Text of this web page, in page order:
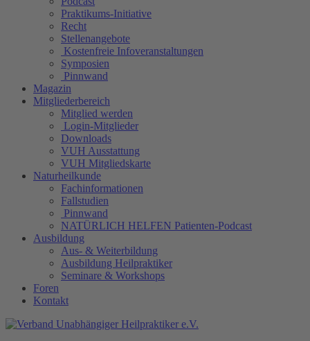
Praktikums-Initiative
Recht
Stellenangebote
Kostenfreie Infoveranstaltungen
Symposien
Pinnwand
Magazin
Mitgliederbereich
Mitglied werden
Login-Mitglieder
Downloads
VUH Ausstattung
VUH Mitgliedskarte
Naturheilkunde
Fachinformationen
Fallstudien
Pinnwand
NATÜRLICH HELFEN Patienten-Podcast
Ausbildung
Aus- & Weiterbildung
Ausbildung Heilpraktiker
Seminare & Workshops
Foren
Kontakt